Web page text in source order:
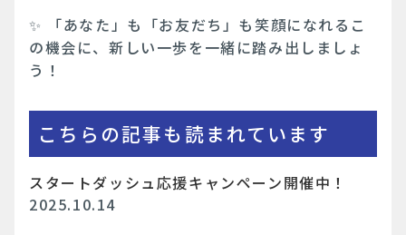
✨ 「あなた」も「お友だち」も笑顔になれるこ
の機会に、新しい一歩を一緒に踏み出しましょ
う！
こちらの記事も読まれています
スタートダッシュ応援キャンペーン開催中！
2025.10.14